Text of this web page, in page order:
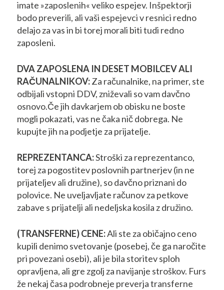
imate »zaposlenih« veliko espejev. Inšpektorji
bodo preverili, ali vaši espejevci v resnici redno
delajo za vas in bi torej morali biti tudi redno
zaposleni.
DVA ZAPOSLENA IN DESET MOBILCEV ALI
RAČUNALNIKOV:Za računalnike, na primer, ste
odbijali vstopni DDV, zniževali so vam davčno
osnovo.Če jih davkarjem ob obisku ne boste
mogli pokazati, vas ne čaka nič dobrega. Ne
kupujte jih na podjetje za prijatelje.
REPREZENTANCA:Stroški za reprezentanco,
torej za pogostitev poslovnih partnerjev (in ne
prijateljev ali družine), so davčno priznani do
polovice. Ne uveljavljate računov za petkove
zabave s prijatelji ali nedeljska kosila z družino.
(TRANSFERNE) CENE:Ali ste za običajno ceno
kupili denimo svetovanje (posebej, če ga naročite
pri povezani osebi), ali je bila storitev sploh
opravljena, ali gre zgolj za navijanje stroškov. Furs
že nekaj časa podrobneje preverja transferne